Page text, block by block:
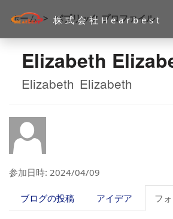
株式会社Hearbest
ホーム パブリック プロファイル
Elizabeth
Elizabeth Elizabeth
参加日時: 2024/04/09
ブログの投稿 アイデア フ